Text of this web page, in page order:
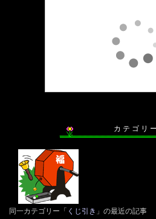
カ テ ゴ リ ー
同一カテゴリー「 くじ引き 」の最近の記事